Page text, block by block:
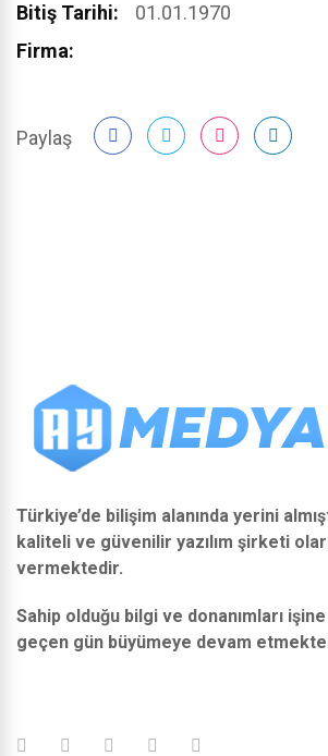
Bitiş Tarihi:
01.01.1970
Firma:
Paylaş
Türkiye’de bilişim alanında yerini
kaliteli ve güvenilir yazılım şirketi
vermektedir.
Sahip olduğu bilgi ve donanımları
geçen gün büyümeye devam